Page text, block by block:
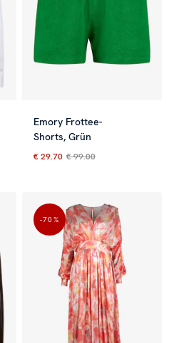
Vorheriger Preis: € 159.00
Emory Frottee-
Shorts, Grün
Aktueller Preis
€ 29.70 € 99.00
-70 %